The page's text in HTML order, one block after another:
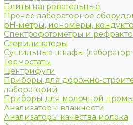
Плиты нагревательные
Прочее лабораторное
рН-метры, иономеры,
Спектрофотометры и
Стерилизаторы
Сушильные шкафы
Термостаты
Центрифуги
Приборы для дорожно-
лабораторий
Приборы для молочной
Анализаторы влажности
Анализаторы качества молока